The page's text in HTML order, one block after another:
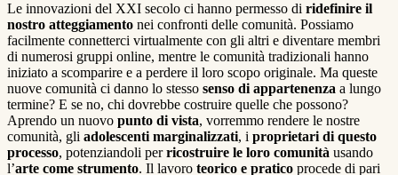
Le innovazioni del XXI secolo ci hanno permesso di ridefinire il
nostro atteggiamento nei confronti delle comunità. Possiamo
facilmente connetterci virtualmente con gli altri e diventare membri
di numerosi gruppi online, mentre le comunità tradizionali hanno
iniziato a scomparire e a perdere il loro scopo originale. Ma queste
nuove comunità ci danno lo stesso senso di appartenenza a lungo
termine? E se no, chi dovrebbe costruire quelle che possono?
Aprendo un nuovo punto di vista, vorremmo rendere le nostre
comunità, gli adolescenti marginalizzati, i proprietari di questo
processo, potenziandoli perricostruire le loro comunità usando
l’arte come strumento. Il lavoro teorico e pratico procede di pari